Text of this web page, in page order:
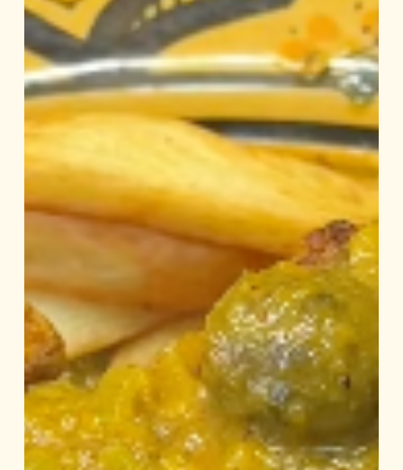
kip
djaj
mhamer
met
olijvensaus